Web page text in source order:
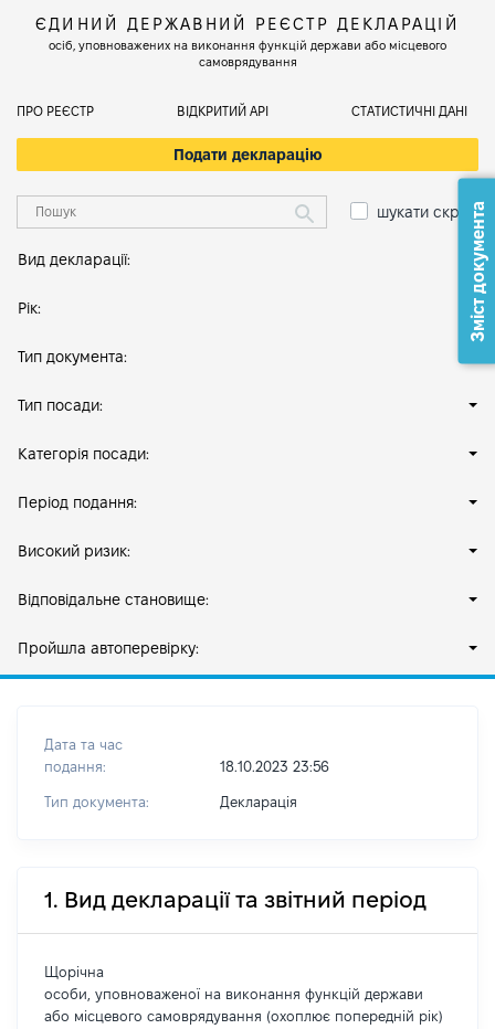
ЄДИНИЙ ДЕРЖАВНИЙ РЕЄСТР ДЕКЛАРАЦІЙ
осіб, уповноважених на виконання функцій держави або місцевого
самоврядування
ПРО РЕЄСТР ВІДКРИТИЙ АРІ СТАТИСТИЧНІ ДАНІ
Подати декларацію
шукати скрізь
Вид декларації:
Рік:
Тип документа:
Тип посади:
Категорія посади:
Період подання:
Високий ризик:
Відповідальне становище:
Пройшла автоперевірку:
Дата та час
подання:
18.10.2023 23:56
Тип документа: Декларація
1. Вид декларації та звітний період
Щорічна
особи, уповноваженої на виконання функцій держави
або місцевого самоврядування (охоплює попередній рік)
Зміст документа